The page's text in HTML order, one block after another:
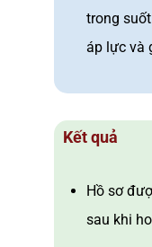
trong
áp lực và
Kết quả
Hồ sơ
sau khi